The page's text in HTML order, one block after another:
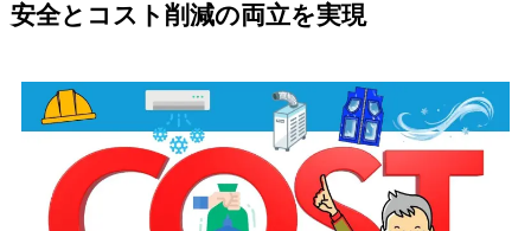
安全とコスト削減の両立を実現